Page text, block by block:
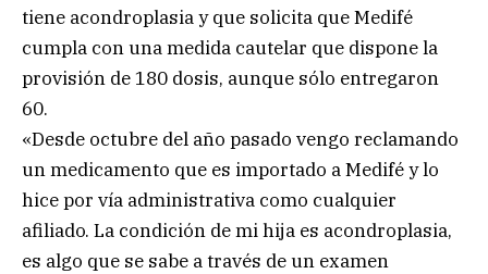
tiene acondroplasia y que solicita que Medifé
cumpla con una medida cautelar que dispone la
provisión de 180 dosis, aunque sólo entregaron
60.
«Desde octubre del año pasado vengo reclamando
un medicamento que es importado a Medifé y lo
hice por vía administrativa como cualquier
afiliado. La condición de mi hija es acondroplasia,
es algo que se sabe a través de un examen